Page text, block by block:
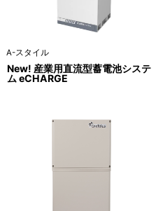
A-スタイル
New! 産業用直流型蓄電池システ
ム eCHARGE